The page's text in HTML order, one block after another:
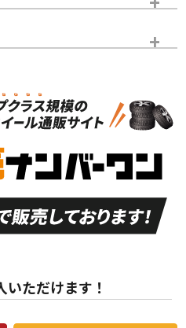
S
新車外し品（新古
付き
A
走行距離も少なく、
非常に状態の良い中
古品
んどない中古品
偏磨耗・劣化は感じ
ット
ただけます！